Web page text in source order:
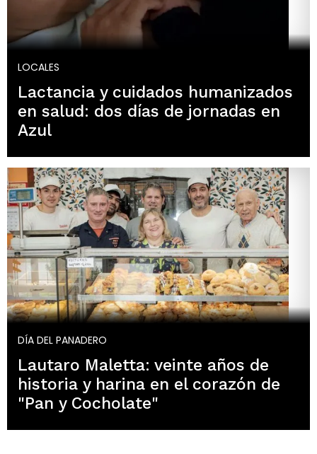
LOCALES
Lactancia y cuidados humanizados
en salud: dos días de jornadas en
Azul
DÍA DEL PANADERO
Lautaro Maletta: veinte años de
historia y harina en el corazón de
"Pan y Cocholate"